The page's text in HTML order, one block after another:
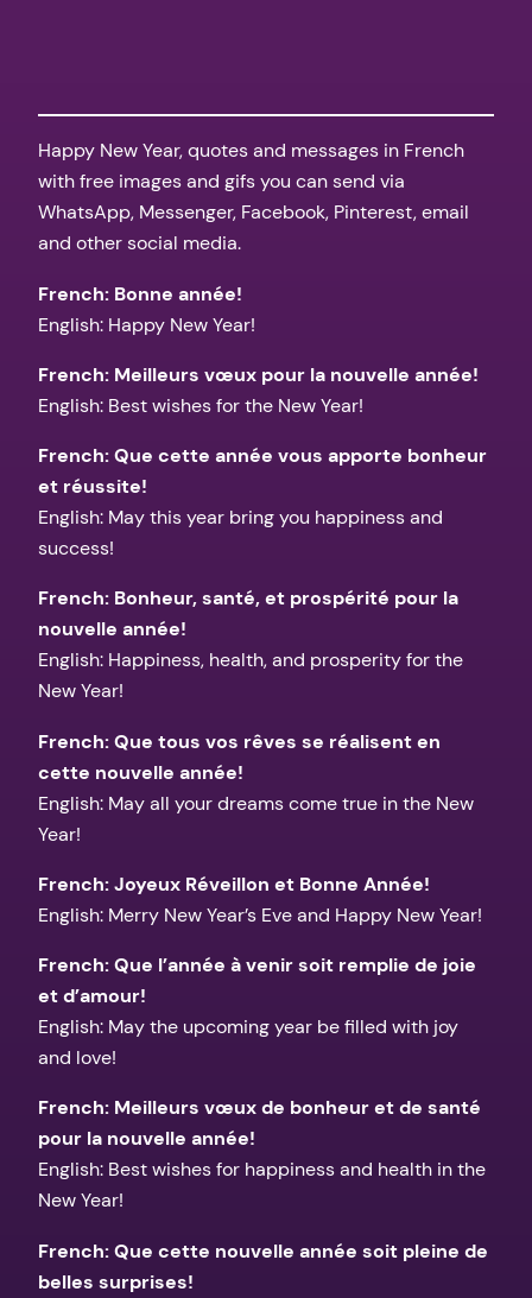
Happy New Year, quotes and messages in French
with free images and gifs you can send via
WhatsApp, Messenger, Facebook, Pinterest, email
and other social media.
French: Bonne année!
English: Happy New Year!
French: Meilleurs vœux pour la nouvelle année!
English: Best wishes for the New Year!
French: Que cette année vous apporte bonheur
et réussite!
English: May this year bring you happiness and
success!
French: Bonheur, santé, et prospérité pour la
nouvelle année!
English: Happiness, health, and prosperity for the
New Year!
French: Que tous vos rêves se réalisent en
cette nouvelle année!
English: May all your dreams come true in the New
Year!
French: Joyeux Réveillon et Bonne Année!
English: Merry New Year’s Eve and Happy New Year!
French: Que l’année à venir soit remplie de joie
et d’amour!
English: May the upcoming year be filled with joy
and love!
French: Meilleurs vœux de bonheur et de santé
pour la nouvelle année!
English: Best wishes for happiness and health in the
New Year!
French: Que cette nouvelle année soit pleine de
belles surprises!